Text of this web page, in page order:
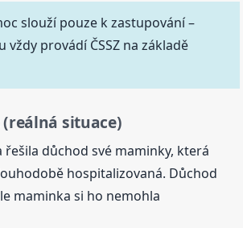
slouží pouze k zastupování –
provádí ČSSZ na základě
situace)
řešila důchod své maminky, která
hospitalizovaná. Důchod
maminka si ho nemohla